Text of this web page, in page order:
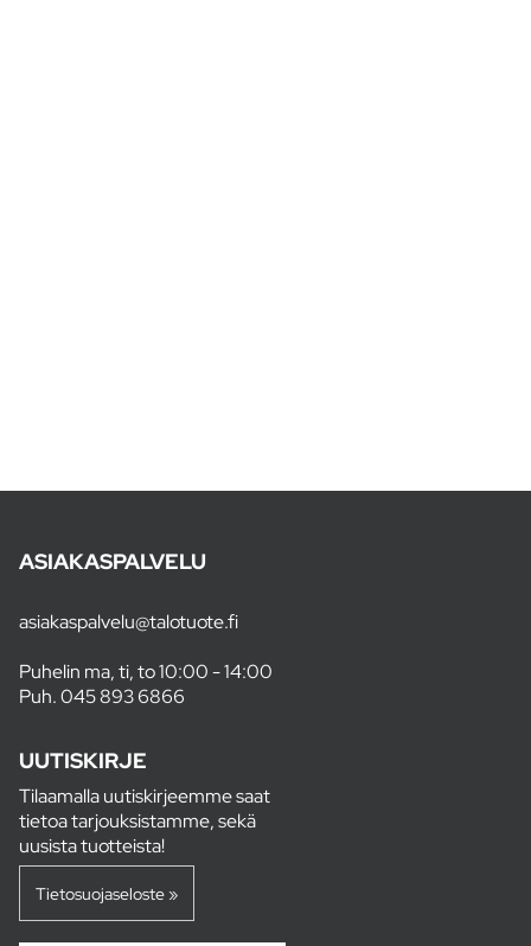
ASIAKASPALVELU
asiakaspalvelu@talotuote.fi
Puhelin ma, ti, to 10:00 - 14:00
Puh.045 893 6866
UUTISKIRJE
Tilaamalla uutiskirjeemme saat
tietoa tarjouksistamme, sekä
uusista tuotteista!
Tietosuojaseloste »